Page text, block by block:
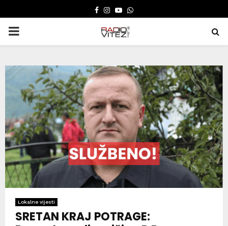
FACEBOOK
INSTAGRAM
YOUTUBE
WHATSAPP
PRIMARY
Lokalne vijesti
SRETAN KRAJ POTRAGE: